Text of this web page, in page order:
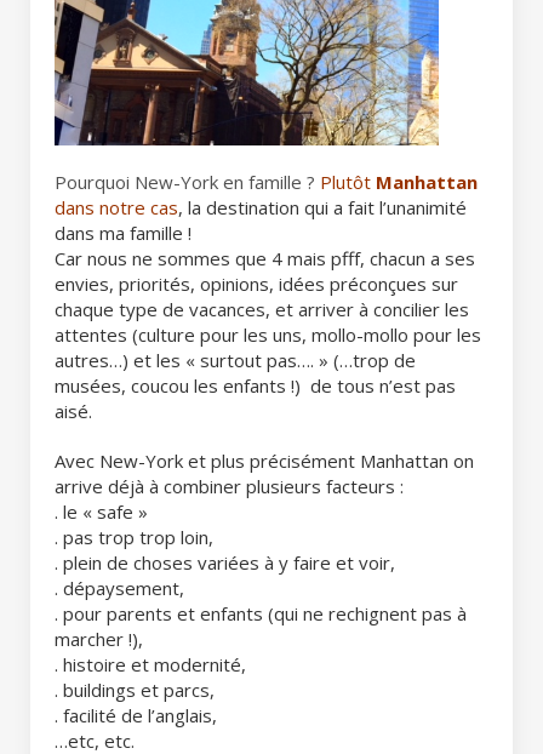
Pourquoi New-York en famille ? Plutôt Manhattan
dans notre cas, la destination qui a fait l’unanimité
dans ma famille !
Car nous ne sommes que 4 mais pfff, chacun a ses
envies, priorités, opinions, idées préconçues sur
chaque type de vacances, et arriver à concilier les
attentes (culture pour les uns, mollo-mollo pour les
autres…) et les « surtout pas…. » (…trop de
musées, coucou les enfants !) de tous n’est pas
aisé.
Avec New-York et plus précisément Manhattan on
arrive déjà à combiner plusieurs facteurs :
. le « safe »
. pas trop trop loin,
. plein de choses variées à y faire et voir,
. dépaysement,
. pour parents et enfants (qui ne rechignent pas à
marcher !),
. histoire et modernité,
. buildings et parcs,
. facilité de l’anglais,
…etc, etc.